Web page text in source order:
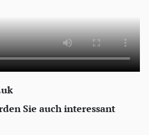
Sie auch interessant